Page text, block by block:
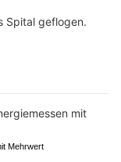
Spital geflogen.
Mehrwert